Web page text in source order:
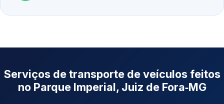
Serviços de transporte de veículos feitos
no Parque Imperial, Juiz de Fora‑MG